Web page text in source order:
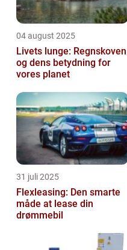
04 august 2025
Livets lunge: Regnskoven
og dens betydning for
vores planet
31 juli 2025
Flexleasing: Den smarte
måde at lease din
drømmebil